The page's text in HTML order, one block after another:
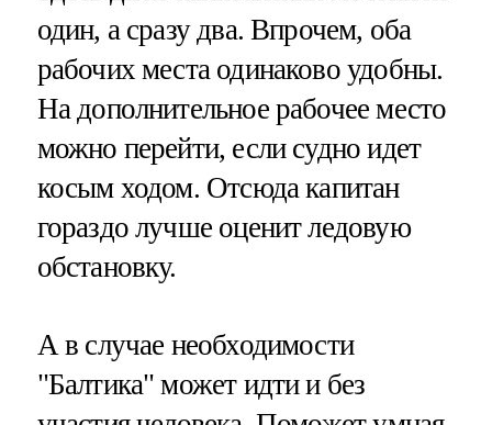
один, а сразу два. Впрочем, оба
рабочих места одинаково удобны.
На дополнительное рабочее место
можно перейти, если судно идет
косым ходом. Отсюда капитан
гораздо лучше оценит ледовую
обстановку.
А в случае необходимости
"Балтика" может идти и без